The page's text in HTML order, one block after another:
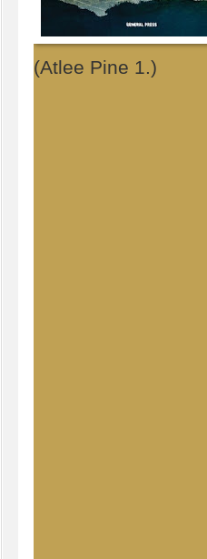
(Atlee Pine 1.)